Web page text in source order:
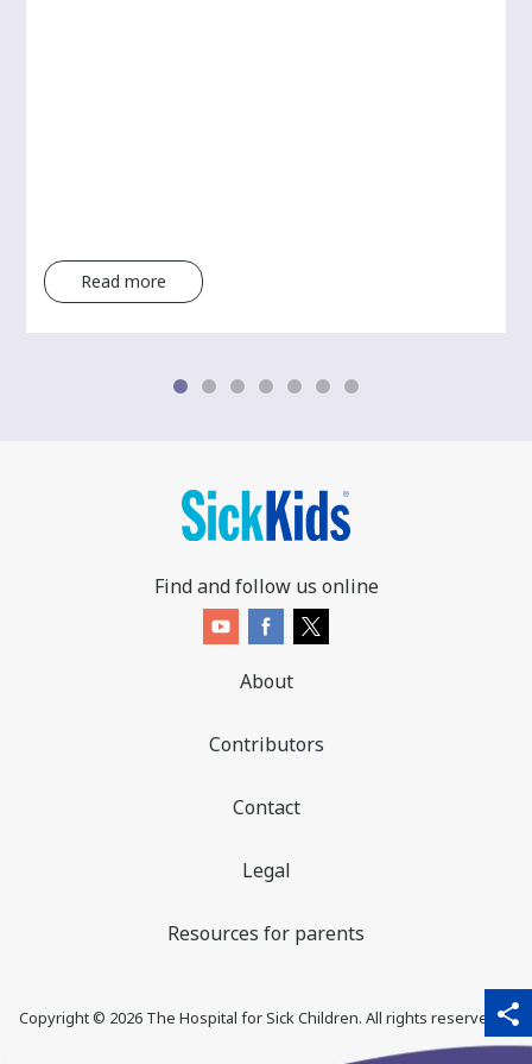
share
qr_code_scanner
content_copy
Read more
Find and follow us online
About
Contributors
Contact
Legal
Resources for parents
Copyright © 2026The Hospital for Sick Children. All rights reserved. ♥